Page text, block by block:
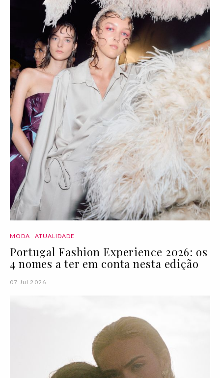
MODA ATUALIDADE
Portugal Fashion Experience 2026: os
4 nomes a ter em conta nesta edição
07 Jul 2026